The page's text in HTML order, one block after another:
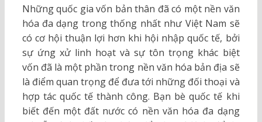
Những quốc gia vốn bản thân đã có một nền văn
hóa đa dạng trong thống nhất như Việt Nam sẽ
có cơ hội thuận lợi hơn khi hội nhập quốc tế, bởi
sự ứng xử linh hoạt và sự tôn trọng khác biệt
vốn đã là một phần trong nền văn hóa bản địa sẽ
là điểm quan trọng để đưa tới những đối thoại và
hợp tác quốc tế thành công. Bạn bè quốc tế khi
biết đến một đất nước có nền văn hóa đa dạng